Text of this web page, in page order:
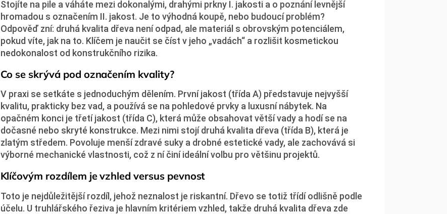
Stojíte na pile a váháte mezi dokonalými, drahými prkny I. jakosti a o poznání levnější
hromadou s označením II. jakost. Je to výhodná koupě, nebo budoucí problém?
Odpověď zní: druhá kvalita dřeva není odpad, ale materiál s obrovským potenciálem,
pokud víte, jak na to. Klíčem je naučit se číst v jeho „vadách“ a rozlišit kosmetickou
nedokonalost od konstrukčního rizika.
Co se skrývá pod označením kvality?
V praxi se setkáte s jednoduchým dělením. První jakost (třída A) představuje nejvyšší
kvalitu, prakticky bez vad, a používá se na pohledové prvky a luxusní nábytek. Na
opačném konci je třetí jakost (třída C), která může obsahovat větší vady a hodí se na
dočasné nebo skryté konstrukce. Mezi nimi stojí druhá kvalita dřeva (třída B), která je
zlatým středem. Povoluje menší zdravé suky a drobné estetické vady, ale zachovává si
výborné mechanické vlastnosti, což z ní činí ideální volbu pro většinu projektů.
Klíčovým rozdílem je vzhled versus pevnost
Toto je nejdůležitější rozdíl, jehož neznalost je riskantní. Dřevo se totiž třídí odlišně podle
účelu. U truhlářského řeziva je hlavním kritériem vzhled, takže druhá kvalita dřeva zde